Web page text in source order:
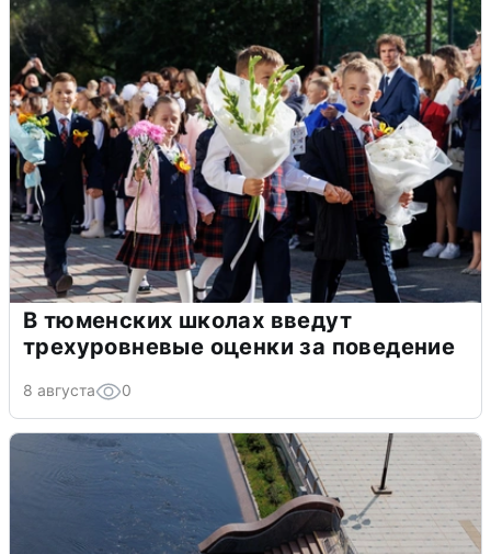
В тюменских школах введут
трехуровневые оценки за поведение
8 августа 0